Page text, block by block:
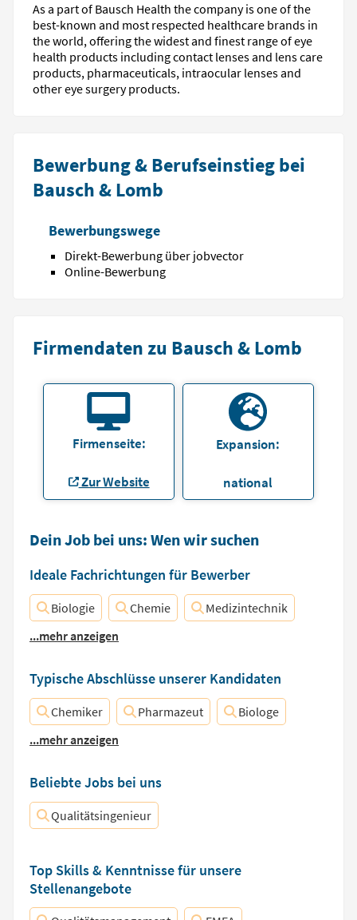
As a part of Bausch Health the company is one of the
best-known and most respected healthcare brands in
the world, offering the widest and finest range of eye
health products including contact lenses and lens care
products, pharmaceuticals, intraocular lenses and
other eye surgery products.
Bewerbung & Berufseinstieg bei
Bausch & Lomb
Bewerbungswege
Direkt-Bewerbung über jobvector
Online-Bewerbung
Firmendaten zu Bausch & Lomb
Firmenseite:
Zur Website
Expansion:
national
Dein Job bei uns: Wen wir suchen
Ideale Fachrichtungen für Bewerber
Biologie Chemie
Medizintechnik
...mehr anzeigen
Typische Abschlüsse unserer Kandidaten
Chemiker Pharmazeut
Biologe
...mehr anzeigen
Beliebte Jobs bei uns
Qualitätsingenieur
Top Skills & Kenntnisse für unsere
Stellenangebote